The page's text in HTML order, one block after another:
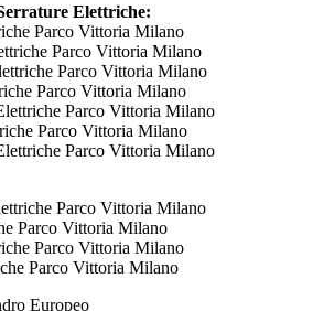
Elettriche:
Parco Vittoria Milano
Parco Vittoria Milano
Parco Vittoria Milano
Parco Vittoria Milano
Parco Vittoria Milano
Parco Vittoria Milano
Parco Vittoria Milano
Parco Vittoria Milano
Parco Vittoria Milano
Parco Vittoria Milano
Parco Vittoria Milano